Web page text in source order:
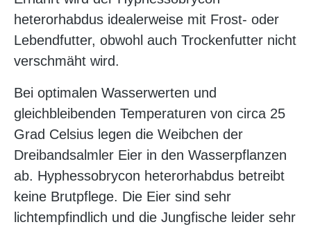
heterorhabdus idealerweise mit Frost- oder
Lebendfutter, obwohl auch Trockenfutter nicht
verschmäht wird.
Bei optimalen Wasserwerten und
gleichbleibenden Temperaturen von circa 25
Grad Celsius legen die Weibchen der
Dreibandsalmler Eier in den Wasserpflanzen
ab. Hyphessobrycon heterorhabdus betreibt
keine Brutpflege. Die Eier sind sehr
lichtempfindlich und die Jungfische leider sehr